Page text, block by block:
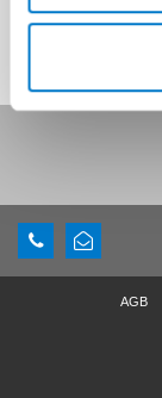
AGB